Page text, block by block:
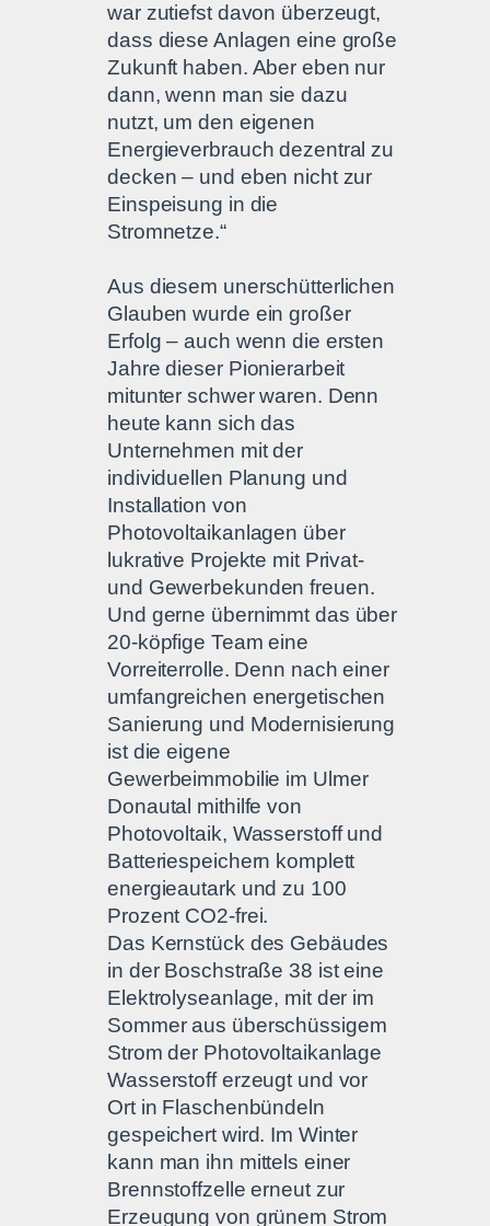
war zutiefst davon überzeugt,
dass diese Anlagen eine große
Zukunft haben. Aber eben nur
dann, wenn man sie dazu
nutzt, um den eigenen
Energieverbrauch dezentral zu
decken – und eben nicht zur
Einspeisung in die
Stromnetze.“
Aus diesem unerschütterlichen
Glauben wurde ein großer
Erfolg – auch wenn die ersten
Jahre dieser Pionierarbeit
mitunter schwer waren. Denn
heute kann sich das
Unternehmen mit der
individuellen Planung und
Installation von
Photovoltaikanlagen über
lukrative Projekte mit Privat-
und Gewerbekunden freuen.
Und gerne übernimmt das über
20-köpfige Team eine
Vorreiterrolle. Denn nach einer
umfangreichen energetischen
Sanierung und Modernisierung
ist die eigene
Gewerbeimmobilie im Ulmer
Donautal mithilfe von
Photovoltaik, Wasserstoff und
Batteriespeichern komplett
energieautark und zu 100
Prozent CO2-frei.
Das Kernstück des Gebäudes
in der Boschstraße 38 ist eine
Elektrolyseanlage, mit der im
Sommer aus überschüssigem
Strom der Photovoltaikanlage
Wasserstoff erzeugt und vor
Ort in Flaschenbündeln
gespeichert wird. Im Winter
kann man ihn mittels einer
Brennstoffzelle erneut zur
Erzeugung von grünem Strom